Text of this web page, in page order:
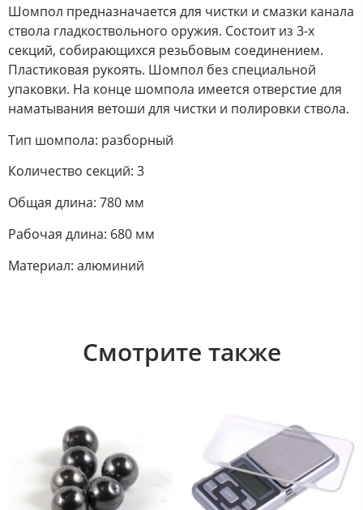
Шомпол предназначается для чистки и смазки канала
ствола гладкоствольного оружия. Состоит из 3-х
секций, собирающихся резьбовым соединением.
Пластиковая рукоять. Шомпол без специальной
упаковки. На конце шомпола имеется отверстие для
наматывания ветоши для чистки и полировки ствола.
Тип шомпола: разборный
Количество секций: 3
Общая длина: 780 мм
Рабочая длина: 680 мм
Материал: алюминий
Смотрите также